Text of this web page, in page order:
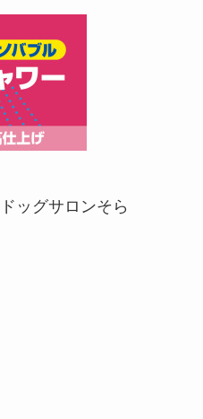
ドッグサロンそら